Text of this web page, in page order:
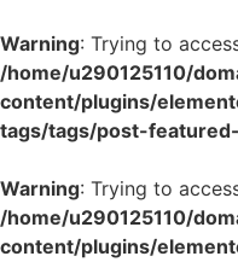
Warning: Trying to
/home/u290125110/
content/plugins/
tags/tags/post-
Warning: Trying to
/home/u290125110/
content/plugins/